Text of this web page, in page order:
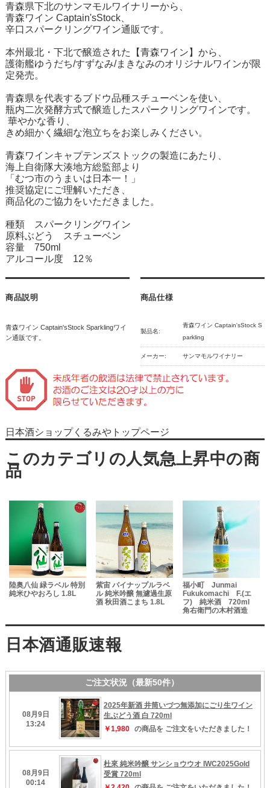
青森県下北のサンマモルワイナリーから、
青森ワイン Captain'sStock、
辛口スパークリングワイン通販です。
本州最北・下北で醸造された【青森ワイン】から、
護衛艦ゆうだち/すずなみ/まきなみのオリジナルワインが限
定発売。
青森県を代表するブドウ品種スチューベンを使い、
瓶内二次発酵方式で醸造したスパークリングワインです。
華やかな香り、
きめ細かく繊細な泡立ちをお楽しみください。
青森ワインキャプテンズストックの製造にあたり、
海上自衛隊大湊地方総監部より
「むつ市のうまいは日本一！」
推奨協定にご理解いただき、
商品化のご協力をいただきました。
種類 スパークリングワイン
原料ぶどう スチューベン
容量 750ml
アルコール度 12％
商品説明
青森ワイン Captain'sStock Sparklingワイ
ン通販です。
商品仕様
製品名:
青森ワイン Captain'sStock S
parkling
メーカー: サンマモルワイナリー
日本酒ショップくるみやトップページ
陸奥八仙 緑ラベル 特別
純米ひやおろし 1.8L
紫宙 パイナップルラベ
ル 純米吟醸 無濾過生原
酒 秋田酒こまち 1.8L
福小町 Junmai
Fukukomachi F.(エ
フ) 純米酒 720ml
角右衛門の木村酒造